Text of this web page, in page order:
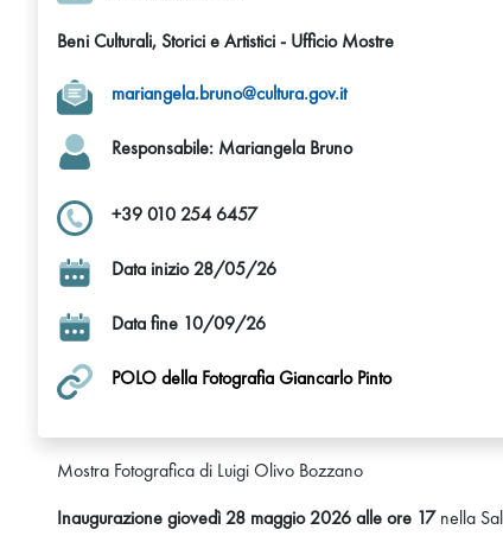
Beni Culturali, Storici e Artistici - Ufficio Mostre
mariangela.bruno@cultura.gov.it
Responsabile: Mariangela Bruno
+39 010 254 6457
Data inizio 28/05/26
Data fine 10/09/26
POLO della Fotografia Giancarlo Pinto
Mostra Fotografica di Luigi Olivo Bozzano
Inaugurazione giovedì 28 maggio 2026 alle ore 17nella